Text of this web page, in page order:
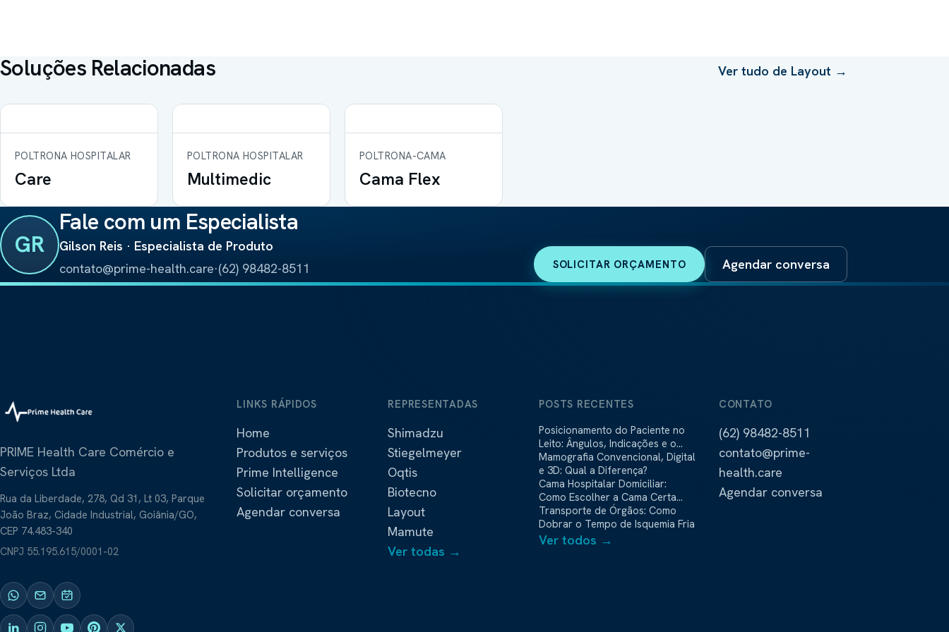
Soluções Relacionadas Ver tudo de Layout →
POLTRONA HOSPITALAR
Care
POLTRONA HOSPITALAR
Multimedic
POLTRONA-CAMA
Cama Flex
GR
Fale com um Especialista
Gilson Reis · Especialista de Produto
contato@prime-health.care·(62) 98482-8511 SOLICITAR ORÇAMENTO Agendar conversa
PRIME Health Care Comércio e
Serviços Ltda
Rua da Liberdade, 278, Qd 31, Lt 03, Parque
João Braz, Cidade Industrial, Goiânia/GO,
CEP 74.483-340
CNPJ 55.195.615/0001-02
LINKS RÁPIDOS
Home
Produtos e serviços
Prime Intelligence
Solicitar orçamento
Agendar conversa
REPRESENTADAS
Shimadzu
Stiegelmeyer
Oqtis
Biotecno
Layout
Mamute
Ver todas →
POSTS RECENTES
Posicionamento do Paciente no
Leito: Ângulos, Indicações e o
Que a Evidência Mostra
Mamografia Convencional, Digital
e 3D: Qual a Diferença?
Cama Hospitalar Domiciliar:
Como Escolher a Cama Certa
para Home Care
Transporte de Órgãos: Como
Dobrar o Tempo de Isquemia Fria
Ver todos →
CONTATO
(62) 98482-8511
contato@prime-
health.care
Agendar conversa